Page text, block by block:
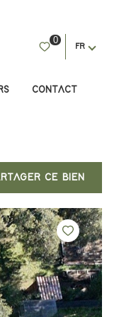
0
FR
CONTACT
CE BIEN